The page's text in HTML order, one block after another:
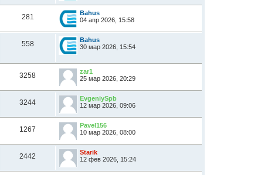
281
Bahus
04 апр 2026, 15:58
558
Bahus
30 мар 2026, 15:54
3258
zar1
25 мар 2026, 20:29
3244
EvgeniySpb
12 мар 2026, 09:06
1267
Pavel156
10 мар 2026, 08:00
2442
Starik
12 фев 2026, 15:24